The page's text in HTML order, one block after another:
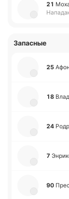
21
Запасные
25
18
24
7
90